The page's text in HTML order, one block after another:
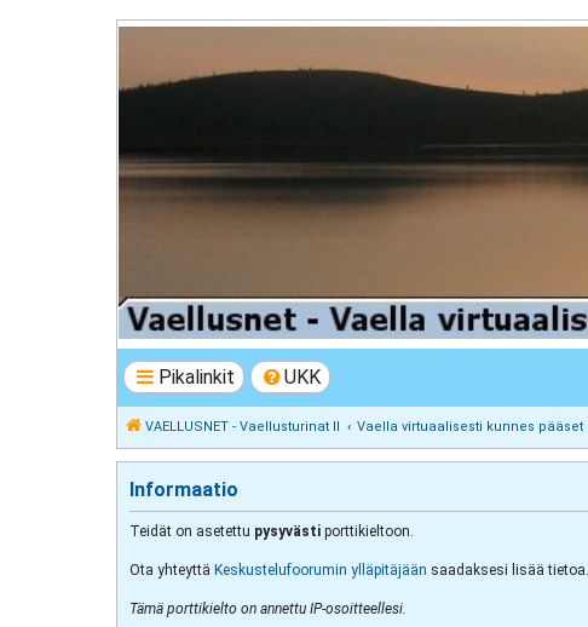
VAELLUSNET - Vaellusturinat II
Keskustelua vaeltamisesta ja Lapista
Pikalinkit UKK
VAELLUSNET - Vaellusturinat II Vaella virtuaalisesti kunnes pääset
Informaatio
Teidät on asetettu pysyvästi porttikieltoon.
Ota yhteyttä Keskustelufoorumin ylläpitäjään saadaksesi lisää tietoa.
Tämä porttikielto on annettu IP-osoitteellesi.